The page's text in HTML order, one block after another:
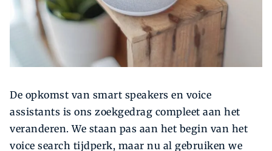
Zoeken
De opkomst van smart speakers en voice
assistants is ons zoekgedrag compleet aan het
veranderen. We staan pas aan het begin van het
voice search tijdperk, maar nu al gebruiken we